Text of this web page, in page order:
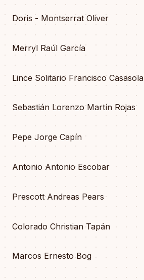
Doris - Montserrat Oliver
Merryl Raúl García
Lince Solitario Francisco Casasola
Sebastián Lorenzo Martín Rojas
Pepe Jorge Capín
Antonio Antonio Escobar
Prescott Andreas Pears
Colorado Christian Tapán
Marcos Ernesto Bog